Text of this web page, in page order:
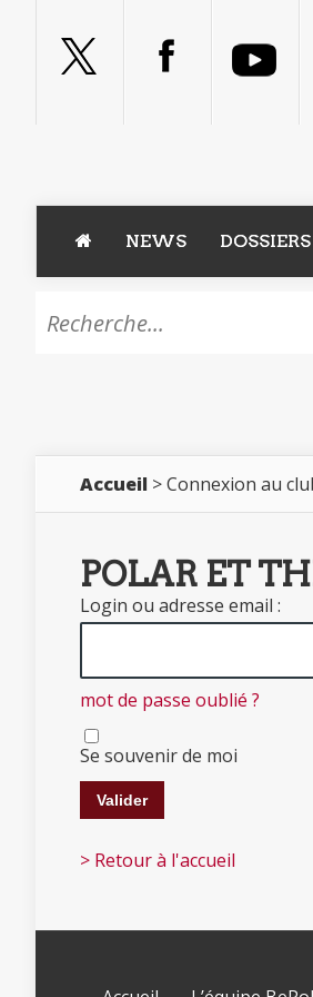
NEWS DOSSIERS
Accueil > Connexion au
POLAR ET
Login ou adresse email :
mot de passe oublié ?
Se souvenir de moi
> Retour à l'accueil